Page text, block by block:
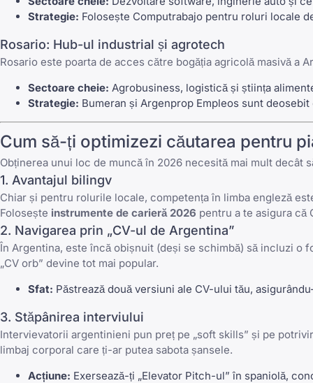
Strategie: Folosește Computrabajo pentru roluri locale
Rosario: Hub-ul industrial și agrotech
Rosario este poarta de acces către bogăția agricolă masivă a
Sectoare cheie: Agrobusiness, logistică și știința
Strategie: Bumeran și Argenprop Empleos sunt deosebit
Cum să-ți optimizezi căutarea pentru
Obținerea unui loc de muncă în 2026 necesită mai mult decât
1. Avantajul bilingv
Chiar și pentru rolurile locale, competența în limba engleză
Folosește instrumente de carieră 2026 pentru a te asigura
2. Navigarea prin „CV-ul de Argentina”
În Argentina, este încă obișnuit (deși se schimbă) să incluzi o
„CV orb” devine tot mai popular.
Sfat: Păstrează două versiuni ale CV-ului tău,
3. Stăpânirea interviului
Intervievatorii argentinieni pun preț pe „soft skills” și pe
limbaj corporal care ți-ar putea sabota șansele.
Acțiune: Exersează-ți „Elevator Pitch-ul” în spaniolă,